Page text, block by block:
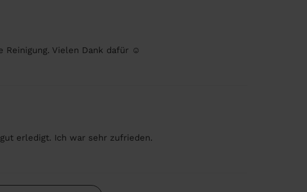
Reinigung. Vielen Dank dafür ☺️
erledigt. Ich war sehr zufrieden.